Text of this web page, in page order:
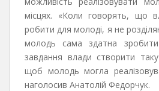
місцях. «Коли говорять, що
робити для молоді, я не
молодь сама здатна
завдання влади створити
щоб молодь могла
наголосив Анатолій Федорчук.